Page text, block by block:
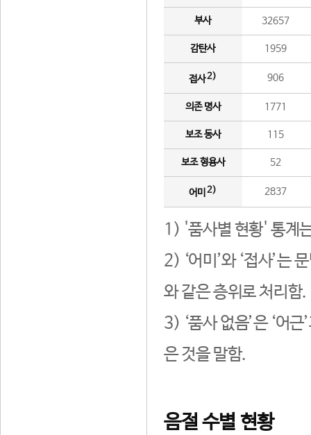
부사 32657
감탄사 1959
접사2) 906
의존 명사 1771
보조 동사 115
보조 형용사 52
어미 2) 2837
1) '품사별 현황' 통계
2) ‘어미’와 ‘접사’는
와 같은 층위로 처리함.
3) ‘품사 없음’은 ‘어
은 것을 말함.
음절 수별 현황